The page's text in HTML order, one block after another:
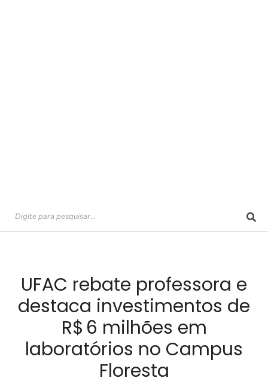
UFAC rebate professora e
destaca investimentos de
R$ 6 milhões em
laboratórios no Campus
Floresta